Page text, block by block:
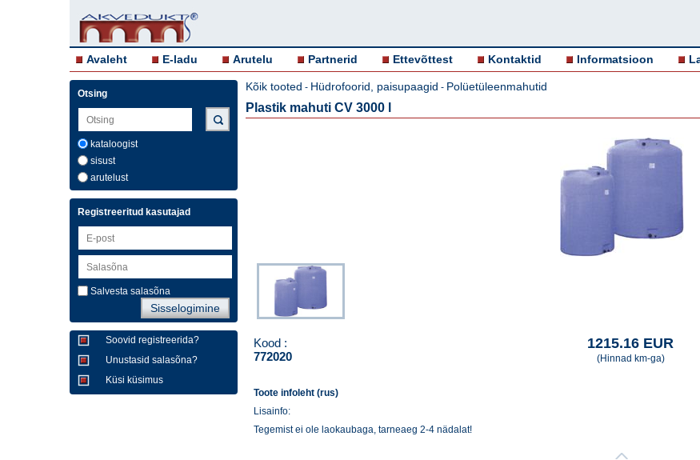
Avaleht E-ladu Arutelu Partnerid Ettevõttest Kontaktid Informatsioon
Otsing
kataloogist
sisust
arutelust
Registreeritud kasutajad
Salvesta salasõna
Soovid registreerida?
Unustasid salasõna?
Küsi küsimus
Kõik tooted - Hüdrofoorid, paisupaagid - Polüetüleenmahutid
Plastik mahuti CV 3000 l
Kood :
772020
1215.16 EUR
(Hinnad km-ga)
Toote infoleht (rus)
Lisainfo:
Tegemist ei ole laokaubaga, tarneaeg 2-4 nädalat!